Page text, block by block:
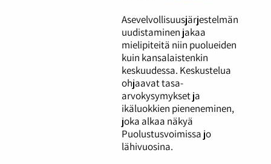
Asevelvollisuusjärjestelmän
uudistaminen jakaa
mielipiteitä niin puolueiden
kuin kansalaistenkin
keskuudessa. Keskustelua
ohjaavat tasa-
arvokysymykset ja
ikäluokkien pieneneminen,
joka alkaa näkyä
Puolustusvoimissa jo
lähivuosina.